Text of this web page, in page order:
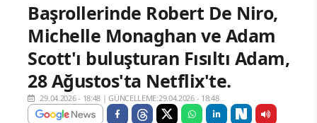
Başrollerinde Robert De Niro,
Michelle Monaghan ve Adam
Scott'ı buluşturan Fısıltı Adam,
28 Ağustos'ta Netflix'te.
29.04.2026 - 18:48 |GÜNCELLEME:29.04.2026 - 18:48